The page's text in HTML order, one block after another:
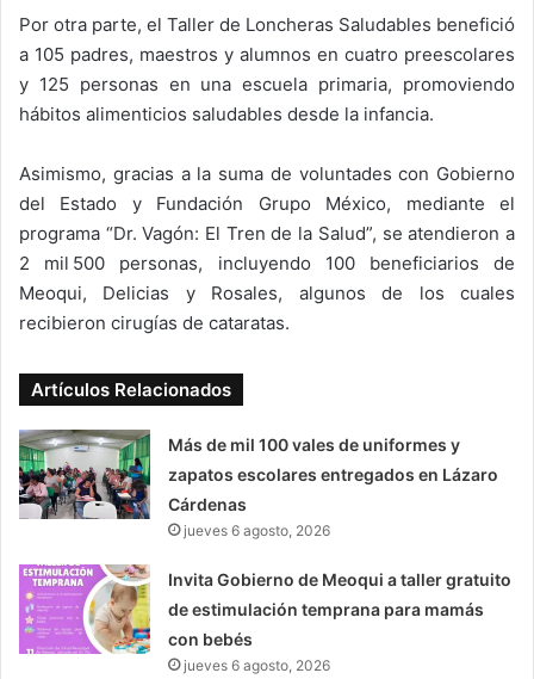
Por otra parte, el Taller de Loncheras Saludables benefició
a 105 padres, maestros y alumnos en cuatro preescolares
y 125 personas en una escuela primaria, promoviendo
hábitos alimenticios saludables desde la infancia.
Asimismo, gracias a la suma de voluntades con Gobierno
del Estado y Fundación Grupo México, mediante el
programa “Dr. Vagón: El Tren de la Salud”, se atendieron a
2 mil 500 personas, incluyendo 100 beneficiarios de
Meoqui, Delicias y Rosales, algunos de los cuales
recibieron cirugías de cataratas.
Artículos Relacionados
Más de mil 100 vales de uniformes y
zapatos escolares entregados en Lázaro
Cárdenas
jueves 6 agosto, 2026
Invita Gobierno de Meoqui a taller gratuito
de estimulación temprana para mamás
con bebés
jueves 6 agosto, 2026